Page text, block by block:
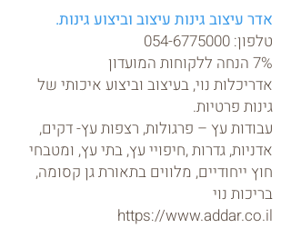
אדר עיצוב גינות עיצוב וביצוע גינות.
טלפון: 054-6775000
7% הנחה ללקוחות המועדון
אדריכלות נוי, בעיצוב וביצוע איכותי של
גינות פרטיות.
עבודות עץ – פרגולות, רצפות עץ- דקים,
אדניות, גדרות ,חיפויי עץ, בתי עץ, ומטבחי
חוץ ייחודיים, מלווים בתאורת גן קסומה,
בריכות נוי
https://www.addar.co.il